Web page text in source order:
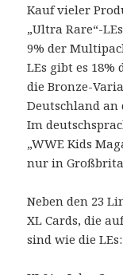
Kauf vieler
„Ultra Rare“-
9% der
LEs gibt es
die Bronze-
Deutschland an
Im
„WWE Kids
nur in
Neben den 23
XL Cards, die
sind wie die LEs: